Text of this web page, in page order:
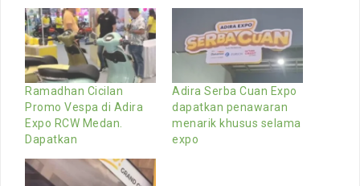
Ramadhan Cicilan
Promo Vespa di Adira
Expo RCW Medan.
Dapatkan
Adira Serba Cuan Expo
dapatkan penawaran
menarik khusus selama
expo